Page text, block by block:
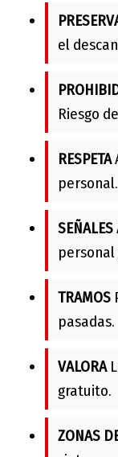
el
Riesgo
RESPETA
personal.
SEÑALES
personal
TRAMOS
pasadas.
VALORA
gratuito.
ZONAS